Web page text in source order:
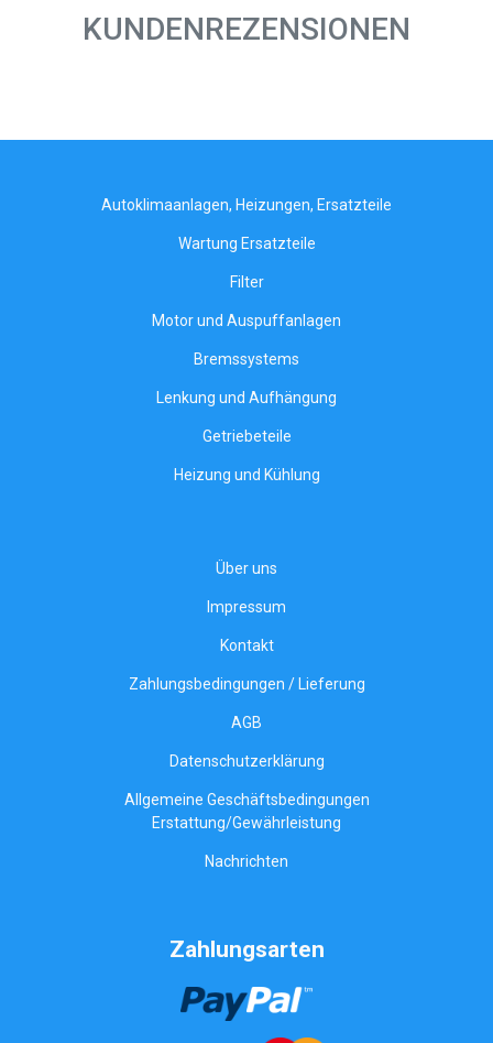
KUNDENREZENSIONEN
Autoklimaanlagen, Heizungen, Ersatzteile
Wartung Ersatzteile
Filter
Motor und Auspuffanlagen
Bremssystems
Lenkung und Aufhängung
Getriebeteile
Heizung und Kühlung
Über uns
Impressum
Kontakt
Zahlungsbedingungen / Lieferung
AGB
Datenschutzerklärung
Allgemeine Geschäftsbedingungen
Erstattung/Gewährleistung
Nachrichten
Zahlungsarten